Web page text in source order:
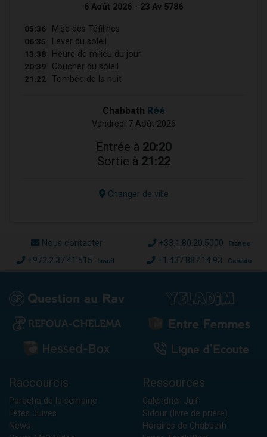
6 Août 2026 - 23 Av 5786
05:36 Mise des Téfilines
06:35 Lever du soleil
13:38 Heure de milieu du jour
20:39 Coucher du soleil
21:22 Tombée de la nuit
Chabbath Réé
Vendredi 7 Août 2026
Entrée à 20:20
Sortie à 21:22
Changer de ville
Nous contacter +33.1.80.20.5000 France
+972.2.37.41.515 Israël +1.437.887.14.93 Canada
Raccourcis
Paracha de la semaine
Fêtes Juives
News
Ressources
Calendrier Juif
Sidour (livre de prière)
Horaires de Chabbath